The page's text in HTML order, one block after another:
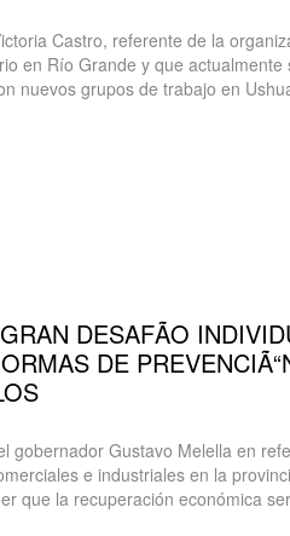
Castro, referente de la
en Río Grande y que
nuevos grupos de trabajo en
DESAFÃO
DE
gobernador Gustavo Melella en
e industriales en la
que la recuperación económica